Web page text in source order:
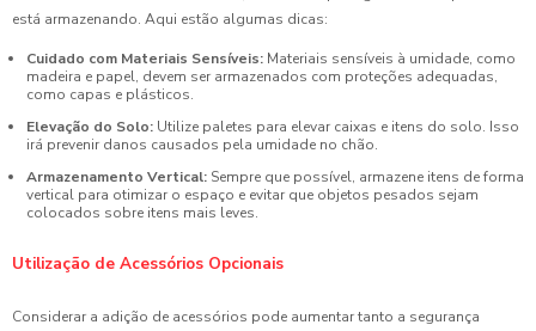
está armazenando. Aqui estão algumas dicas:
Cuidado com Materiais Sensíveis: Materiais sensíveis à umidade, como
madeira e papel, devem ser armazenados com proteções adequadas,
como capas e plásticos.
Elevação do Solo: Utilize paletes para elevar caixas e itens do solo. Isso
irá prevenir danos causados pela umidade no chão.
Armazenamento Vertical: Sempre que possível, armazene itens de forma
vertical para otimizar o espaço e evitar que objetos pesados sejam
colocados sobre itens mais leves.
Utilização de Acessórios Opcionais
Considerar a adição de acessórios pode aumentar tanto a segurança